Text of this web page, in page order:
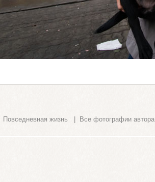
Повседневная жизнь Все фотографии автора